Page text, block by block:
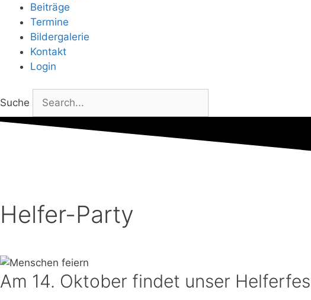
Beiträge
Termine
Bildergalerie
Kontakt
Login
Suche
Helfer-Party
Am 14. Oktober findet unser